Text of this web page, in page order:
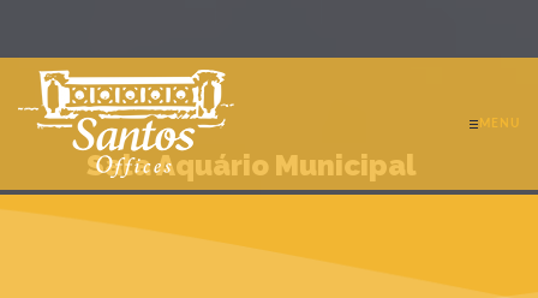
MENU
Sala Aquário Municipal